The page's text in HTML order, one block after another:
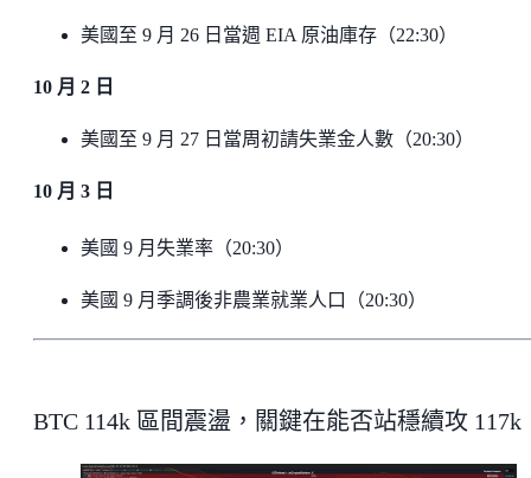
美國至 9 月 26 日當週 EIA 原油庫存（22:30）
10 月 2 日
美國至 9 月 27 日當周初請失業金人數（20:30）
10 月 3 日
美國 9 月失業率（20:30）
美國 9 月季調後非農業就業人口（20:30）
BTC 114k 區間震盪，關鍵在能否站穩續攻 117k